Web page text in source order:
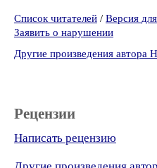
Список читателей / Версия
Заявить о нарушении
Другие произведения автора
Рецензии
Написать рецензию